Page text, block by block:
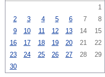
1
2
3 4 5 6 7
8
9
10 11 12 13 14
15
16
17 18 19 20 21
22
23
24 25 26 27 28
29
30